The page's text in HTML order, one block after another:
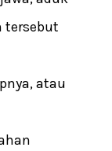
tersebut
atau